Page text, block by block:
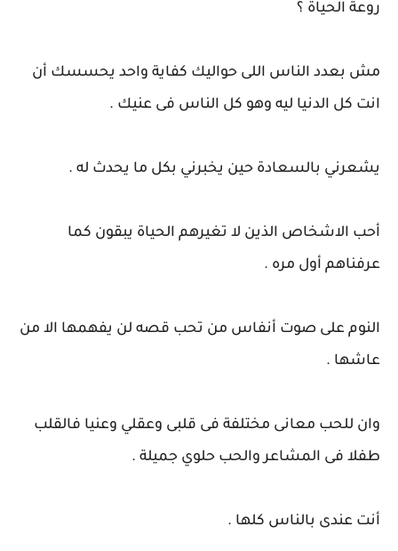
روعة الحياة ؟
مش بعدد الناس اللى حواليك كفاية واحد يحسسك أن
انت كل الدنيا ليه وهو كل الناس فى عنيك .
يشعرني بالسعادة حين يخبرني بكل ما يحدث له .
أحب الاشخاص الذين لا تغيرهم الحياة يبقون كما
عرفناهم أول مره .
النوم على صوت أنفاس من تحب قصه لن يفهمها الا من
عاشها .
وان للحب معانى مختلفة فى قلبى وعقلي وعنيا فالقلب
طفلا فى المشاعر والحب حلوي جميلة .
أنت عندى بالناس كلها .